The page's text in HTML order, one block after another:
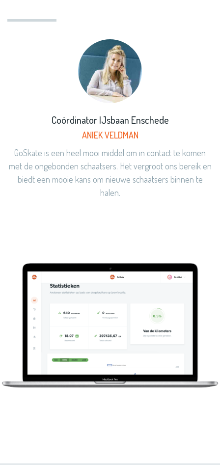
Coördinator IJsbaan Enschede
ANIEK VELDMAN
GoSkate is een heel mooi middel om in contact te komen
met de ongebonden schaatsers. Het vergroot ons bereik en
biedt een mooie kans om nieuwe schaatsers binnen te
halen.